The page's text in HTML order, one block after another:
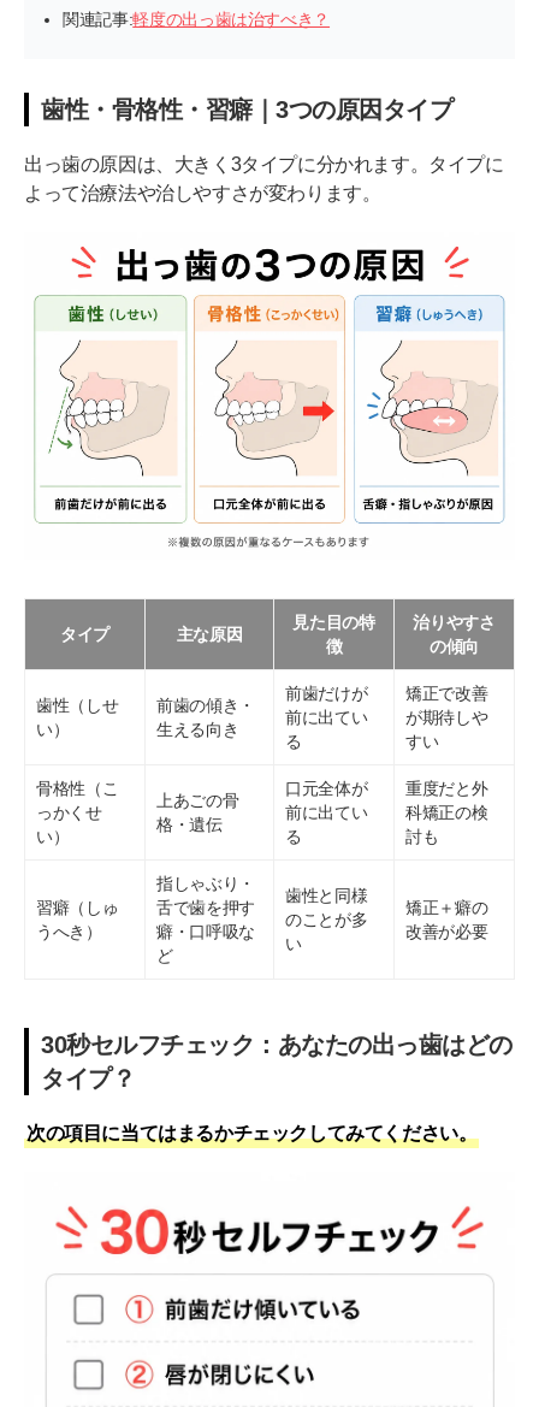
関連記事:軽度の出っ歯は治すべき？
歯性・骨格性・習癖｜3つの原因タイプ
出っ歯の原因は、大きく3タイプに分かれます。タイプに
よって治療法や治しやすさが変わります。
タイプ 主な原因
見た目の特
徴
治りやすさ
の傾向
歯性（しせ
い）
前歯の傾き・
生える向き
前歯だけが
前に出てい
る
矯正で改善
が期待しや
すい
骨格性（こ
っかくせ
い）
上あごの骨
格・遺伝
口元全体が
前に出てい
る
重度だと外
科矯正の検
討も
習癖（しゅ
うへき）
指しゃぶり・
舌で歯を押す
癖・口呼吸な
ど
歯性と同様
のことが多
い
矯正＋癖の
改善が必要
30秒セルフチェック：あなたの出っ歯はどの
タイプ？
次の項目に当てはまるかチェックしてみてください。